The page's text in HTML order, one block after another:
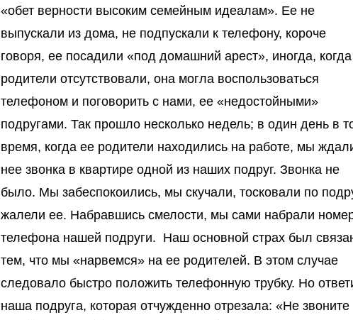
«обет верности высоким семейным идеалам». Ее не
выпускали из дома, не подпускали к телефону, короче
говоря, ее посадили «под домашний арест», иногда,
родители отсутствовали, она могла воспользоваться
телефоном и поговорить с нами, ее «недостойными»
подругами. Так прошло несколько недель; в один день в
время, когда ее родители находились на работе, мы
нее звонка в квартире одной из наших подруг. Звонка не
было. Мы забеспокоились, мы скучали, тосковали по
жалели ее. Набравшись смелости, мы сами набрали
телефона нашей подруги. Наш основной страх был
тем, что мы «нарвемся» на ее родителей. В этом случае
следовало быстро положить телефонную трубку. Но
наша подруга, которая отчужденно отрезала: «Не звоните